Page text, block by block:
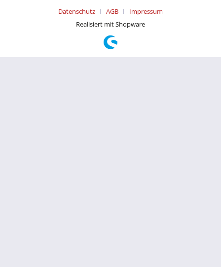
Datenschutz
AGB
Impressum
Realisiert mit Shopware